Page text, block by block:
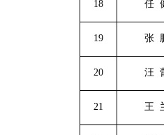
18 任
19 张
20 汪
21 王